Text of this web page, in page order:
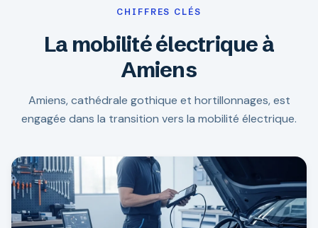
CHIFFRES CLÉS
La mobilité électrique à
Amiens
Amiens, cathédrale gothique et hortillonnages, est
engagée dans la transition vers la mobilité électrique.